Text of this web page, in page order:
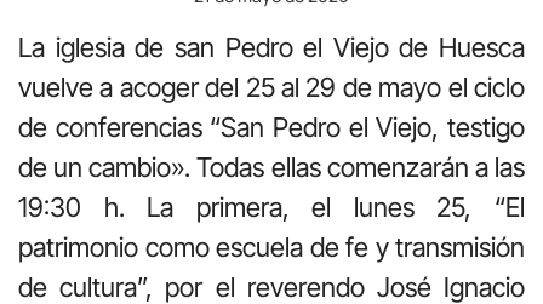
La iglesia de san Pedro el Viejo de Huesca
vuelve a acoger del 25 al 29 de mayo el ciclo
de conferencias “San Pedro el Viejo, testigo
de un cambio». Todas ellas comenzarán a las
19:30 h. La primera, el lunes 25, “El
patrimonio como escuela de fe y transmisión
de cultura”, por el reverendo José Ignacio